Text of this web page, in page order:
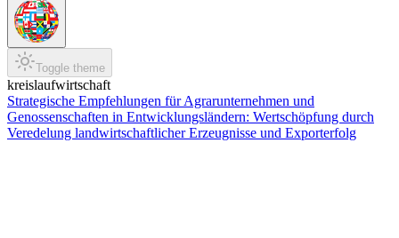
Toggle theme
kreislaufwirtschaft
Strategische Empfehlungen für Agrarunternehmen und
Genossenschaften in Entwicklungsländern: Wertschöpfung durch
Veredelung landwirtschaftlicher Erzeugnisse und Exporterfolg